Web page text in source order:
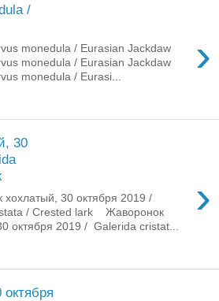
/
›
monedula / Eurasian Jackdaw
monedula / Eurasian Jackdaw
monedula / Eurasi...
30
›
30 октября 2019 /
/ Crested lark Жаворонок
октября 2019 / Galerida cristat...